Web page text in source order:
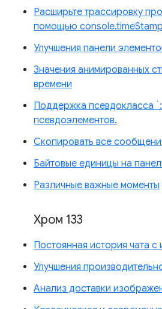
Расширьте трассировку
помощью
Улучшения панели
Значения анимированных
времени
Поддержка псевдокласса
псевдоэлементов.
Скопировать все
Байтовые единицы на
Различные важные моменты
Хром 133
Постоянная история чата
Улучшения
Анализ доставки